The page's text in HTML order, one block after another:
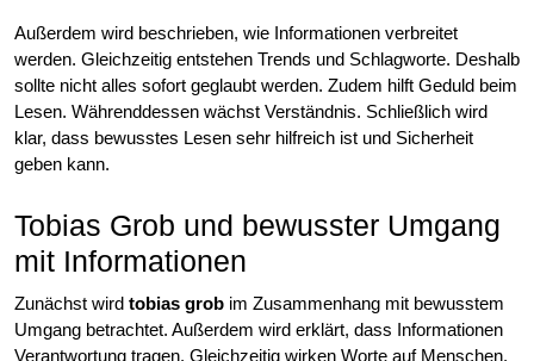
Außerdem wird beschrieben, wie Informationen verbreitet
werden. Gleichzeitig entstehen Trends und Schlagworte. Deshalb
sollte nicht alles sofort geglaubt werden. Zudem hilft Geduld beim
Lesen. Währenddessen wächst Verständnis. Schließlich wird
klar, dass bewusstes Lesen sehr hilfreich ist und Sicherheit
geben kann.
Tobias Grob und bewusster Umgang
mit Informationen
Zunächst wird tobias grob im Zusammenhang mit bewusstem
Umgang betrachtet. Außerdem wird erklärt, dass Informationen
Verantwortung tragen. Gleichzeitig wirken Worte auf Menschen.